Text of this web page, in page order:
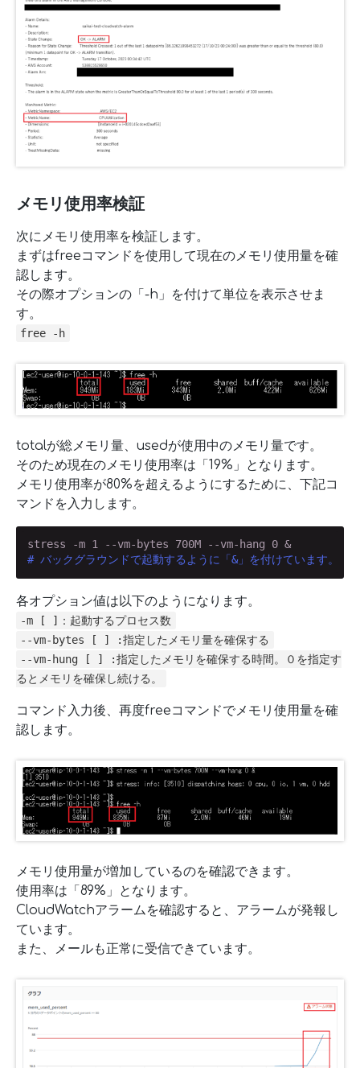
メモリ使用率検証
次にメモリ使用率を検証します。
まずはfreeコマンドを使用して現在のメモリ使用量を確
認します。
その際オプションの「-h」を付けて単位を表示させま
す。
free -h
totalが総メモリ量、usedが使用中のメモリ量です。
そのため現在のメモリ使用率は「19%」となります。
メモリ使用率が80%を超えるようにするために、下記コ
マンドを入力します。
stress -m 1 --vm-bytes 700M --vm-hang 0 &
# バックグラウンドで起動するように「&」を付けています。
各オプション値は以下のようになります。
-m [ ]：起動するプロセス数
--vm-bytes [ ] :指定したメモリ量を確保する
--vm-hung [ ] :指定したメモリを確保する時間。０を指定す
るとメモリを確保し続ける。
コマンド入力後、再度freeコマンドでメモリ使用量を確
認します。
メモリ使用量が増加しているのを確認できます。
使用率は「89%」となります。
CloudWatchアラームを確認すると、アラームが発報し
ています。
また、メールも正常に受信できています。